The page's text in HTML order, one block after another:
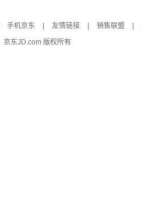
手机京东 友情链接 销售联盟
京东JD.com 版权所有